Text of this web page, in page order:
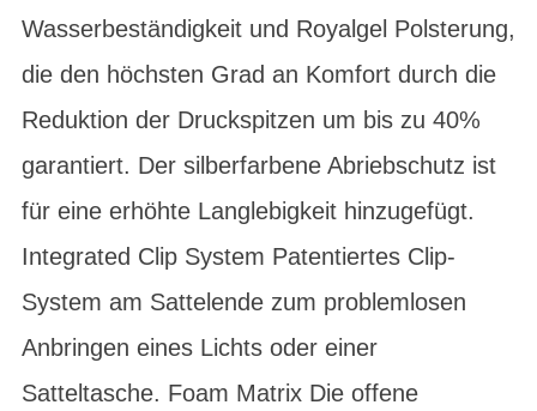
Wasserbeständigkeit und Royalgel Polsterung,
die den höchsten Grad an Komfort durch die
Reduktion der Druckspitzen um bis zu 40%
garantiert. Der silberfarbene Abriebschutz ist
für eine erhöhte Langlebigkeit hinzugefügt.
Integrated Clip System Patentiertes Clip-
System am Sattelende zum problemlosen
Anbringen eines Lichts oder einer
Satteltasche. Foam Matrix Die offene